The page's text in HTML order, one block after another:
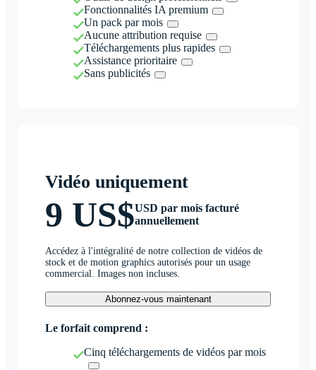
Fonctionnalités IA premium
Un pack par mois
Aucune attribution requise
Téléchargements plus rapides
Assistance prioritaire
Sans publicités
Vidéo uniquement
9 US$USD par mois facturé
annuellement
Accédez à l'intégralité de notre collection de vidéos de
stock et de motion graphics autorisés pour un usage
commercial. Images non incluses.
Abonnez-vous maintenant
Le forfait comprend :
Cinq téléchargements de vidéos par mois